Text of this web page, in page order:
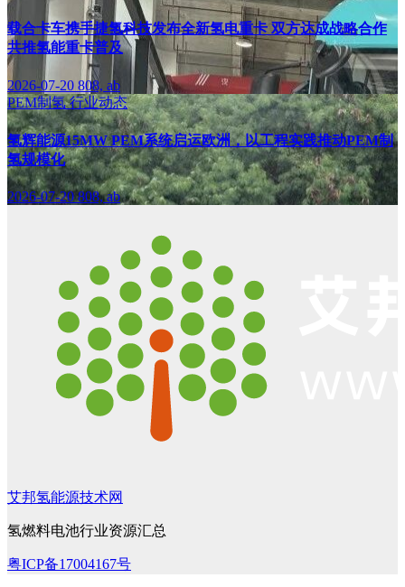
载合卡车携手捷氢科技发布全新氢电重卡 双方达成战略合作
共推氢能重卡普及
2026-07-20 808, ab
PEM制氢行业动态
氢辉能源15MW PEM系统启运欧洲，以工程实践推动PEM制
氢规模化
2026-07-20808, ab
艾邦氢能源技术网
氢燃料电池行业资源汇总
粤ICP备17004167号